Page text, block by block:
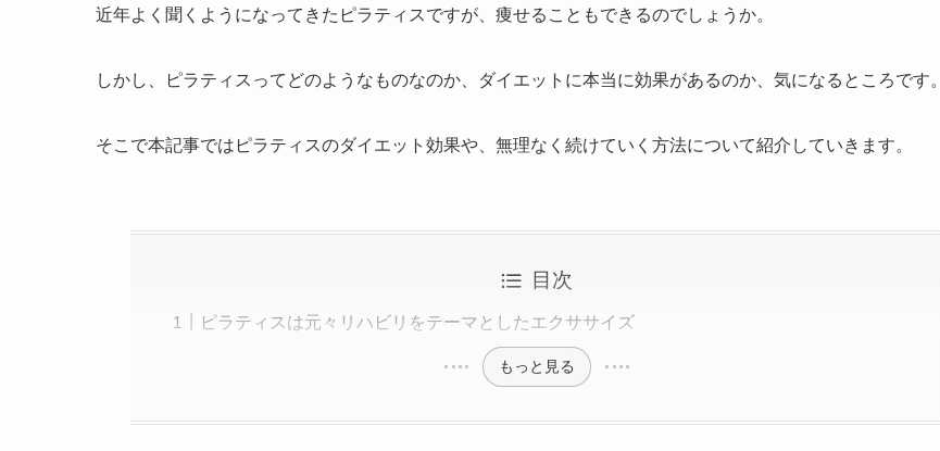
近年よく聞くようになってきたピラティスですが、痩せることもできるのでしょうか。
しかし、ピラティスってどのようなものなのか、ダイエットに本当に効果があるのか、気になるところです。
そこで本記事ではピラティスのダイエット効果や、無理なく続けていく方法について紹介していきます。
目次
ピラティスは元々リハビリをテーマとしたエクササイズ
もっと見る